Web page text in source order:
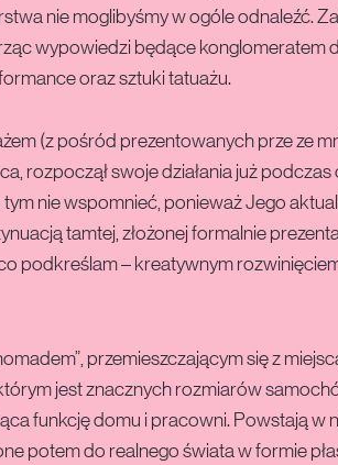
nie moglibyśmy w ogóle odnaleźć.
wypowiedzi będące konglomeratem
oraz sztuki tatuażu.
(z pośród prezentowanych prze ze
rozpoczął swoje działania już
nie wspomnieć, ponieważ Jego
tamtej, złożonej formalnie
podkreślam – kreatywnym
przemieszczającym się z
jest znacznych rozmiarów
funkcję domu i pracowni. Powstają w
potem do realnego świata w formie